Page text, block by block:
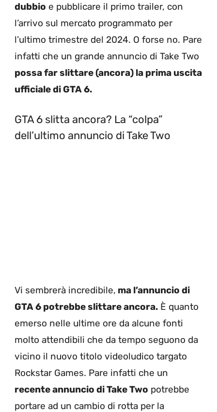
dubbio e pubblicare il primo trailer, con
l’arrivo sul mercato programmato per
l’ultimo trimestre del 2024. O forse no. Pare
infatti che un grande annuncio di Take Two
possa far slittare (ancora) la prima uscita
ufficiale di GTA 6.
GTA 6 slitta ancora? La “colpa”
dell’ultimo annuncio di Take Two
Vi sembrerà incredibile, ma l’annuncio di
GTA 6 potrebbe slittare ancora. È quanto
emerso nelle ultime ore da alcune fonti
molto attendibili che da tempo seguono da
vicino il nuovo titolo videoludico targato
Rockstar Games. Pare infatti che un
recente annuncio di Take Two potrebbe
portare ad un cambio di rotta per la